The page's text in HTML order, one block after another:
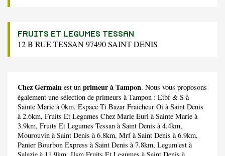
FRUITS ET LEGUMES TESSAN
12 B RUE TESSAN 97490 SAINT DENIS
Chez Germain est un primeur à Tampon. Nous vous proposons
également une sélection de primeurs à Tampon : Etbf & S à
Sainte Marie à 0km, Espace Ti Bazar Fraicheur Oi à Saint Denis
à 2.6km, Fruits Et Legumes Chez Marie Eurl à Sainte Marie à
3.9km, Fruits Et Legumes Tessan à Saint Denis à 4.4km,
Mourouvin à Saint Denis à 6.8km, Mrfà Saint Denis à 6.9km,
Panier Bourbon Express à Saint Denis à 7.8km, Legum'est à